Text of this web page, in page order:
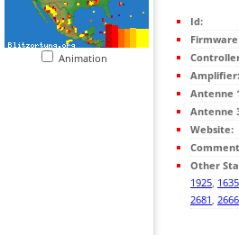
Animation
Id:
Amplifier:
Antenne
Antenne
Website:
Other
1925, 1635
2681, 2666